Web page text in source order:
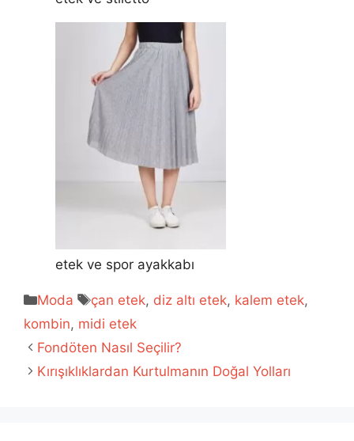
etek ve spor ayakkabı
Kategoriler
Moda Etiketler
çan etek, diz altı etek, kalem etek,
kombin, midi etek
Fondöten Nasıl Seçilir?
Kırışıklıklardan Kurtulmanın Doğal Yolları